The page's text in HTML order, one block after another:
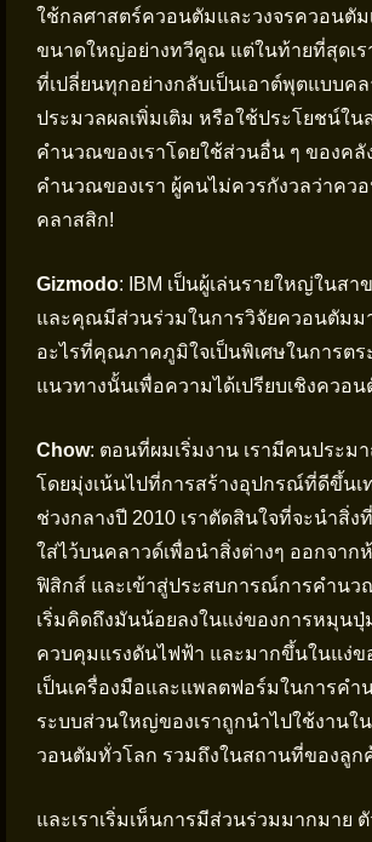
ใช้กลศาสตร์ควอนตัมและวงจรควอนตั
ขนาดใหญ่อย่างทวีคูณ แต่ในท้ายที่สุดเร
ที่เปลี่ยนทุกอย่างกลับเป็นเอาต์พุตแบบคล
ประมวลผลเพิ่มเติม หรือใช้ประโยชน์ใน
คำนวณของเราโดยใช้ส่วนอื่น ๆ ของคลั
คำนวณของเรา ผู้คนไม่ควรกังวลว่าคว
คลาสสิก!
Gizmodo: IBM เป็นผู้เล่นรายใหญ่ในสา
และคุณมีส่วนร่วมในการวิจัยควอนตัมม
อะไรที่คุณภาคภูมิใจเป็นพิเศษในการตร
แนวทางนั้นเพื่อความได้เปรียบเชิงควอน
Chow: ตอนที่ผมเริ่มงาน เรามีคนประ
โดยมุ่งเน้นไปที่การสร้างอุปกรณ์ที่ดีขึ้น
ช่วงกลางปี 2010 เราตัดสินใจที่จะนำสิ่ง
ใส่ไว้บนคลาวด์เพื่อนำสิ่งต่างๆ ออกจาก
ฟิสิกส์ และเข้าสู่ประสบการณ์การคำนว
เริ่มคิดถึงมันน้อยลงในแง่ของการหมุนปุ่
ควบคุมแรงดันไฟฟ้า และมากขึ้นในแง่ข
เป็นเครื่องมือและแพลตฟอร์มในการค
ระบบส่วนใหญ่ของเราถูกนำไปใช้งานใ
วอนตัมทั่วโลก รวมถึงในสถานที่ของลูก
และเราเริ่มเห็นการมีส่วนร่วมมากมาย